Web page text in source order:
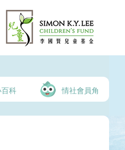
科 情社會員角